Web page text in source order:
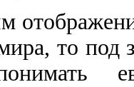
то под